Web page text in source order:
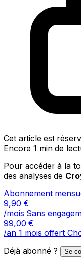
Cet article est
Encore 1 min de
Pour accéder à la
des analyses de
Abonnement
9,90 €
/mois Sans
99,00 €
/an 1 mois offert
Déjà abonné ?
Se